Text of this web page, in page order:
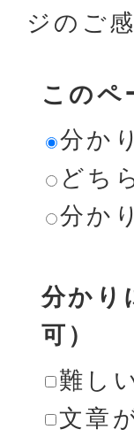
ジのご
このペ
分か
どち
分か
分かり
可）
難し
文章